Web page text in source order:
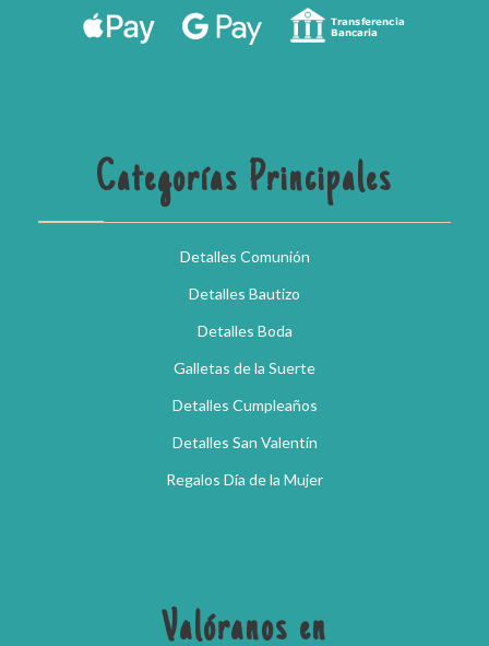
Categorías Principales
Detalles Comunión
Detalles Bautizo
Detalles Boda
Galletas de la Suerte
Detalles Cumpleaños
Detalles San Valentín
Regalos Día de la Mujer
Valóranos en